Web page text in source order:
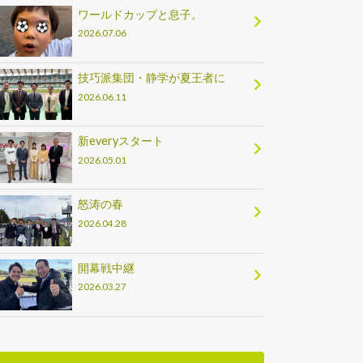
ワールドカップと息子。
2026.07.06
技巧派集団・静学が夏王者に
2026.06.11
新everyスタート
2026.05.01
怒涛の春
2026.04.28
開幕戦中継
2026.03.27